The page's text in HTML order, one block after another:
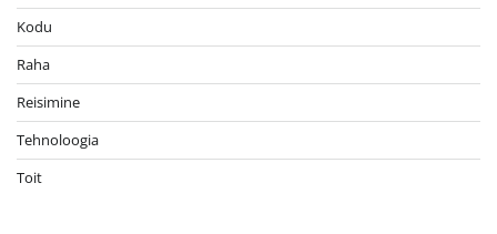
Kodu
Raha
Reisimine
Tehnoloogia
Toit